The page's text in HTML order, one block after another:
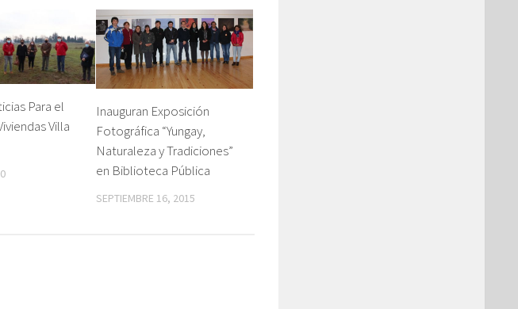
Para el
Villa
Inauguran Exposición
Fotográfica “Yungay,
Naturaleza y Tradiciones”
en Biblioteca Pública
SEPTIEMBRE 16, 2015